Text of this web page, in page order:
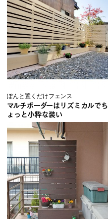
ぽんと置くだけフェンス
マルチボーダーはリズミカルでち
ょっと小粋な装い